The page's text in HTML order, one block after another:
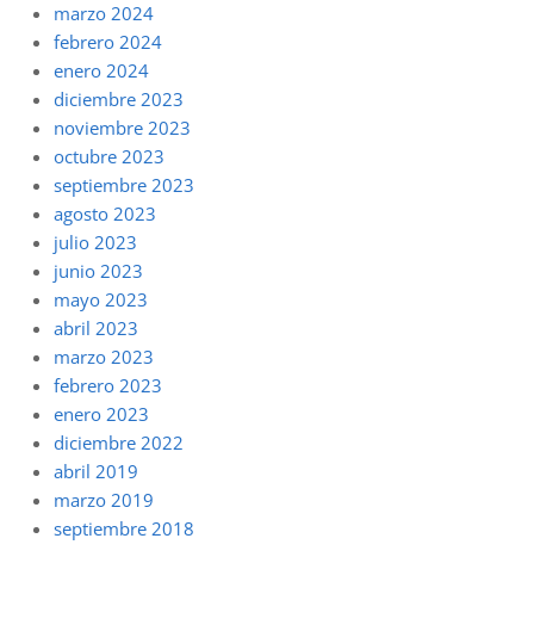
marzo 2024
febrero 2024
enero 2024
diciembre 2023
noviembre 2023
octubre 2023
septiembre 2023
agosto 2023
julio 2023
junio 2023
mayo 2023
abril 2023
marzo 2023
febrero 2023
enero 2023
diciembre 2022
abril 2019
marzo 2019
septiembre 2018